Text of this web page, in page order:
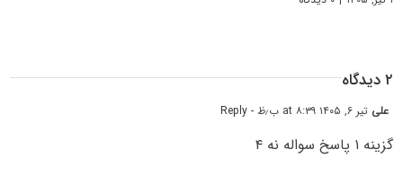
۲ دیدگاه
علی تیر ۶, ۱۴۰۵ at ۸:۳۹ ب٫ظ - Reply
گزینه ۱ پاسخ سواله نه ۴